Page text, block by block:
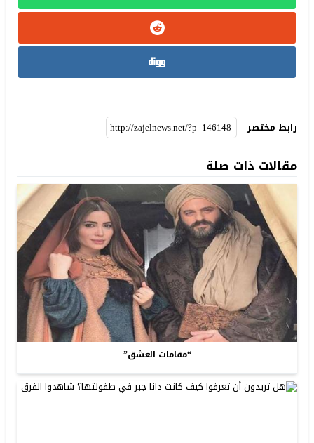
رابط مختصر
مقالات ذات صلة
“مقامات العشق”